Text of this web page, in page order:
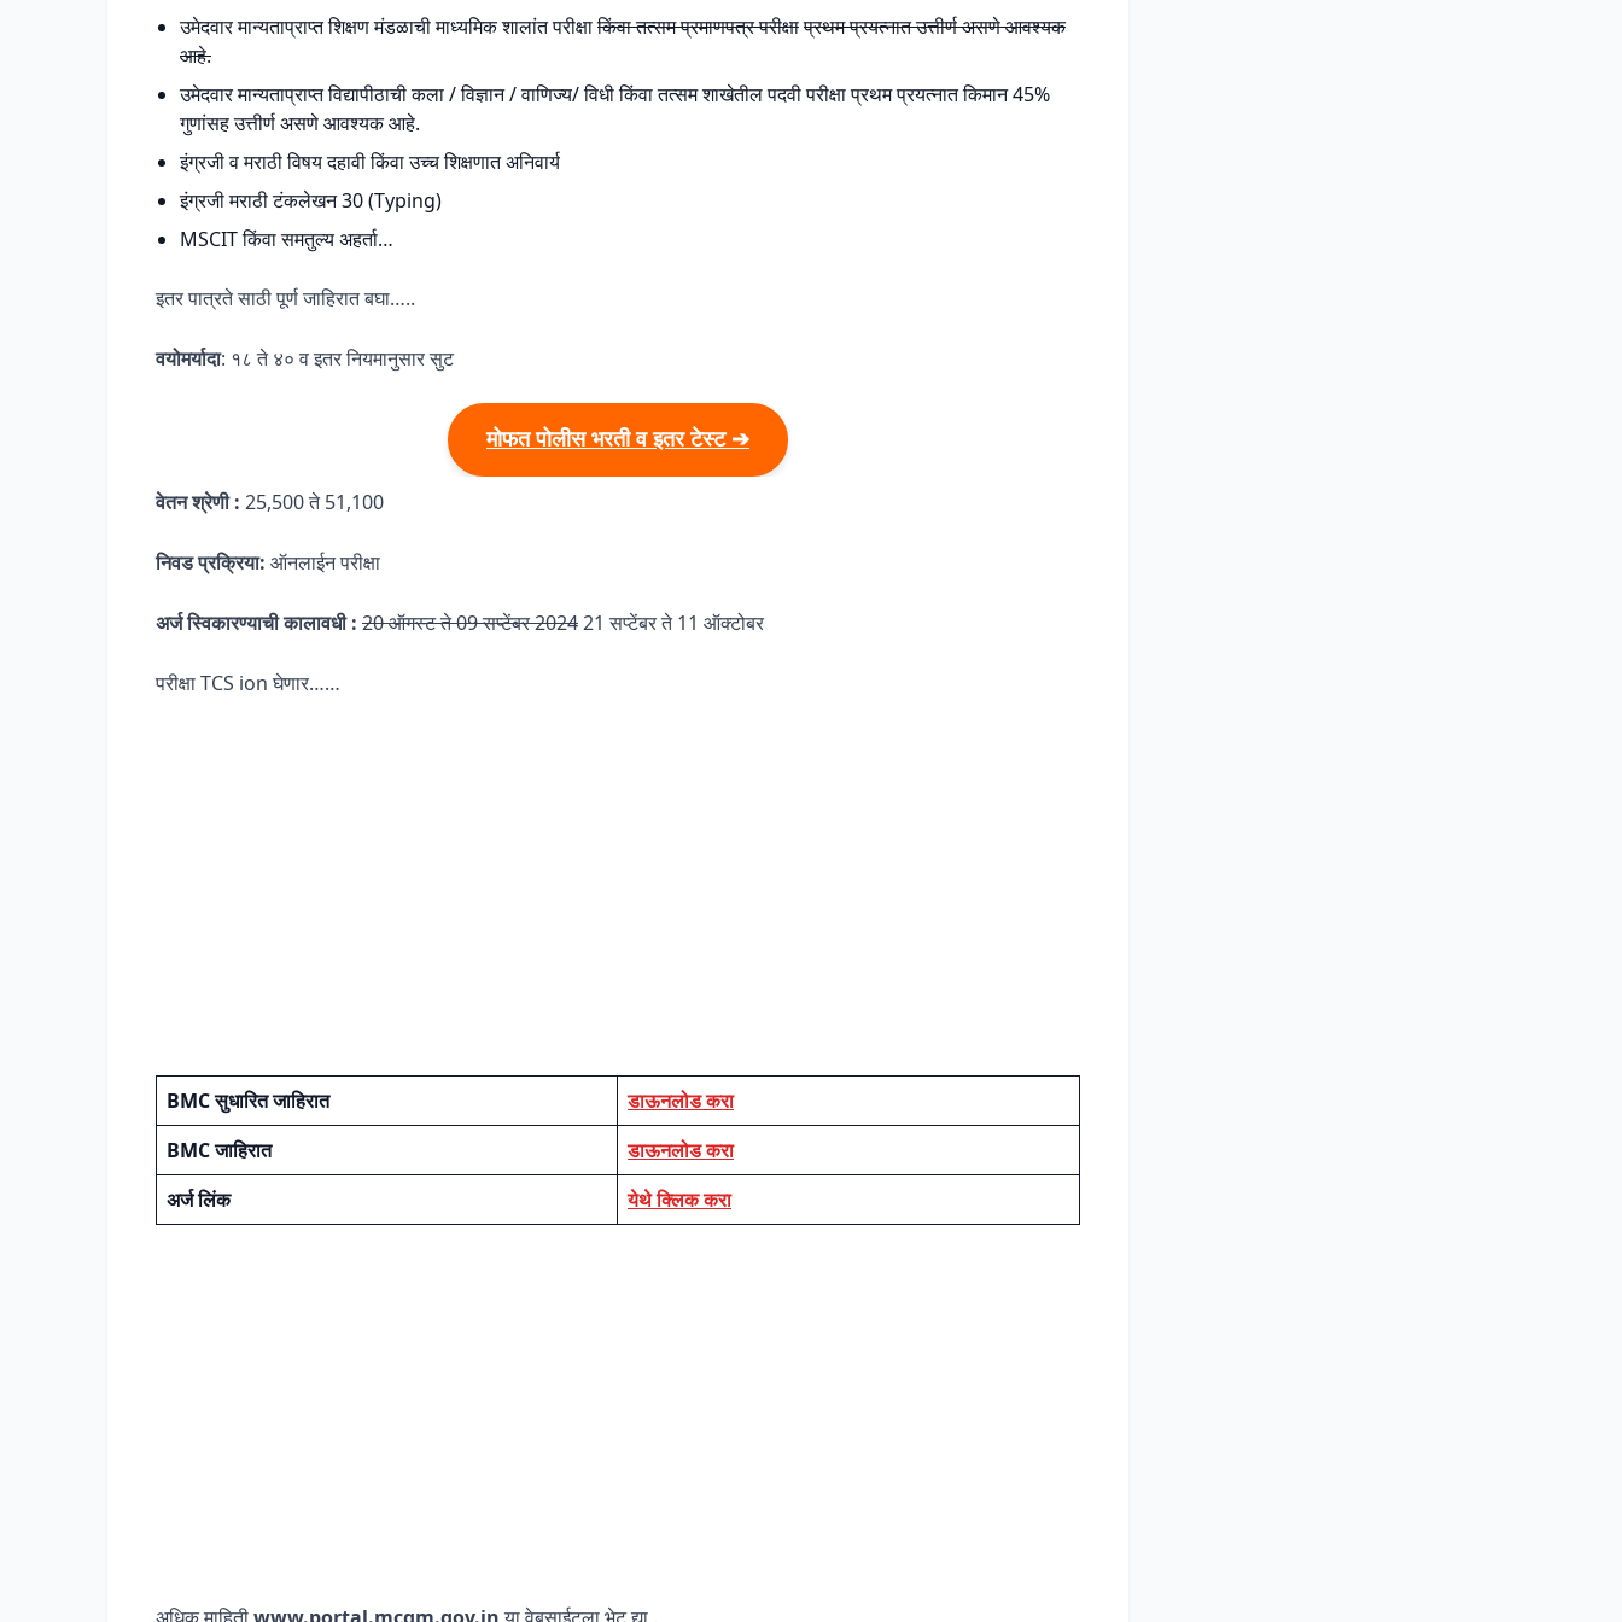
उमेदवार मान्यताप्राप्त शिक्षण मंडळाची माध्यमिक शालांत परीक्षाकिंवा तत्सम प्रमाणपत्र परीक्षाप्रथम प्रयत्नात उत्तीर्ण असणे आवश्यक
आहे.
उमेदवार मान्यताप्राप्त विद्यापीठाची कला / विज्ञान / वाणिज्य/ विधी किंवा तत्सम शाखेतील पदवी परीक्षा प्रथम प्रयत्नात किमान 45%
गुणांसह उत्तीर्ण असणे आवश्यक आहे.
इंग्रजी व मराठी विषय दहावी किंवा उच्च शिक्षणात अनिवार्य
इंग्रजी मराठी टंकलेखन 30 (Typing)
MSCIT किंवा समतुल्य अहर्ता…
इतर पात्रते साठी पूर्ण जाहिरात बघा…..
वयोमर्यादा: १८ ते ४० व इतर नियमानुसार सुट
मोफत पोलीस भरती व इतर टेस्ट ➔
वेतन श्रेणी : 25,500 ते 51,100
निवड प्रक्रिया: ऑनलाईन परीक्षा
अर्ज स्विकारण्याची कालावधी : 20 ऑगस्ट ते 09 सप्टेंबर 202421 सप्टेंबर ते 11 ऑक्टोबर
परीक्षा TCS ion घेणार……
BMC सुधारित जाहिरात
डाऊनलोड करा
BMC जाहिरात
डाऊनलोड करा
अर्ज लिंक
येथे क्लिक करा